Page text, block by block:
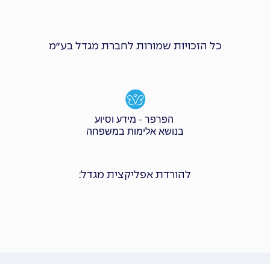
כל הזכויות שמורות לחברת מגדל בע״מ
הפרפר - מידע וסיוע
בנושא אלימות במשפחה
להורדת אפליקצית מגדל: